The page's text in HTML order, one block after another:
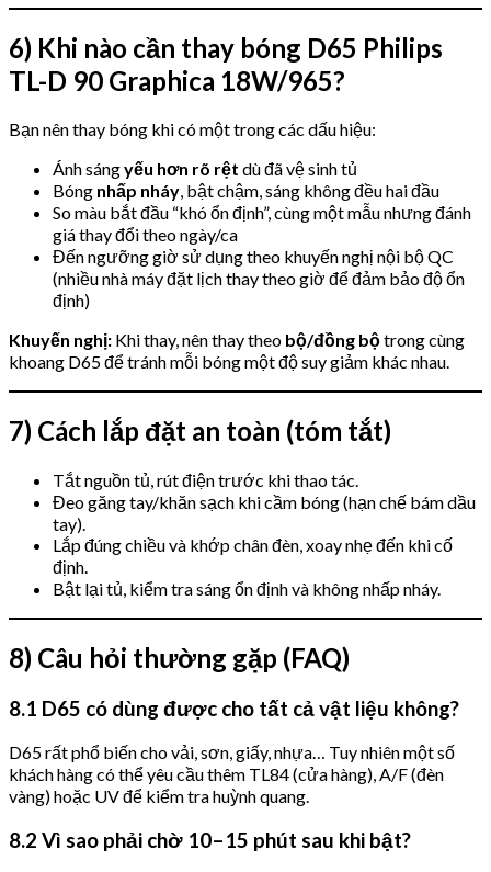
6) Khi nào cần thay bóng D65 Philips
TL-D 90 Graphica 18W/965?
Bạn nên thay bóng khi có một trong các dấu hiệu:
Ánh sángyếu hơn rõ rệt dù đã vệ sinh tủ
Bóng nhấp nháy, bật chậm, sáng không đều hai đầu
So màu bắt đầu “khó ổn định”, cùng một mẫu nhưng đánh
giá thay đổi theo ngày/ca
Đến ngưỡng giờ sử dụng theo khuyến nghị nội bộ QC
(nhiều nhà máy đặt lịch thay theo giờ để đảm bảo độ ổn
định)
Khuyến nghị: Khi thay, nên thay theo bộ/đồng bộtrong cùng
khoang D65 để tránh mỗi bóng một độ suy giảm khác nhau.
7) Cách lắp đặt an toàn (tóm tắt)
Tắt nguồn tủ, rút điện trước khi thao tác.
Đeo găng tay/khăn sạch khi cầm bóng (hạn chế bám dầu
tay).
Lắp đúng chiều và khớp chân đèn, xoay nhẹ đến khi cố
định.
Bật lại tủ, kiểm tra sáng ổn định và không nhấp nháy.
8) Câu hỏi thường gặp (FAQ)
8.1 D65 có dùng được cho tất cả vật liệu không?
D65 rất phổ biến cho vải, sơn, giấy, nhựa… Tuy nhiên một số
khách hàng có thể yêu cầu thêm TL84 (cửa hàng), A/F (đèn
vàng) hoặc UV để kiểm tra huỳnh quang.
8.2 Vì sao phải chờ 10–15 phút sau khi bật?